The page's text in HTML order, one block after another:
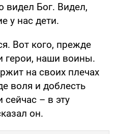
видел Бог. Видел,
у нас дети.
Вот кого, прежде
герои, наши воины.
на своих плечах
воля и доблесть
– в эту
он.